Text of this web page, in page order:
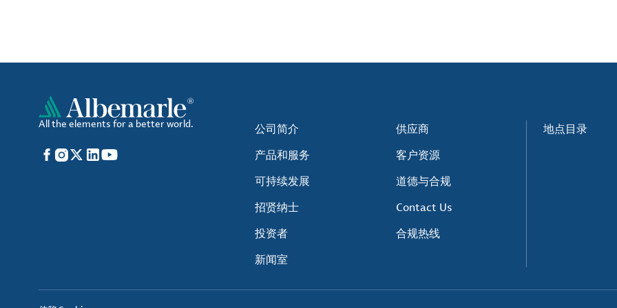
All the elements for a better world.
Facebook
Instagram
X LinkedIn
YouTube
公司简介
产品和服务
可持续发展
招贤纳士
投资者
新闻室
供应商
客户资源
道德与合规
Contact Us
合规热线
地点目录